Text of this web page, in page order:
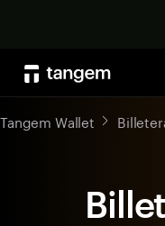
Tangem Wallet